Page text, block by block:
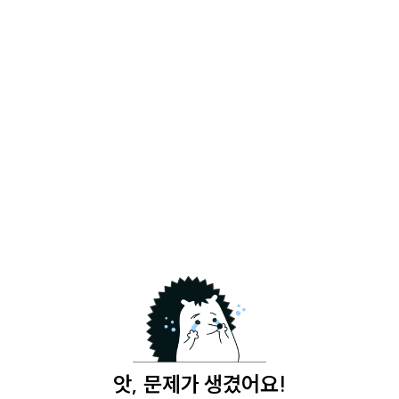
앗, 문제가 생겼어요!